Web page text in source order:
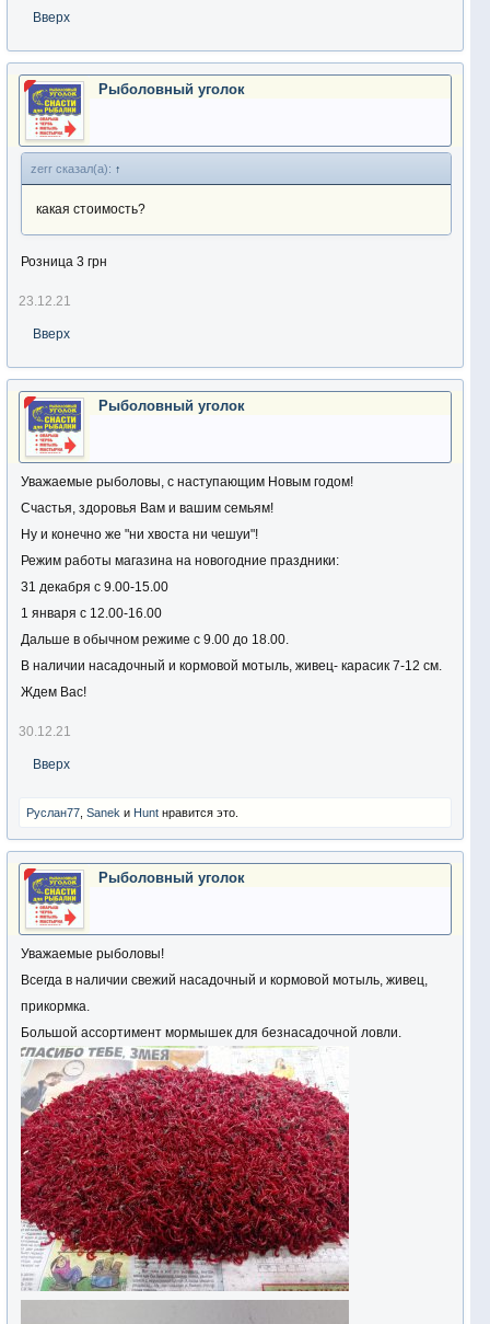
Вверх
Рыболовный уголок
zerr сказал(а): ↑
какая стоимость?
Розница 3 грн
23.12.21
Вверх
Рыболовный уголок
Уважаемые рыболовы, с наступающим Новым годом!
Счастья, здоровья Вам и вашим семьям!
Ну и конечно же "ни хвоста ни чешуи"!
Режим работы магазина на новогодние праздники:
31 декабря с 9.00-15.00
1 января с 12.00-16.00
Дальше в обычном режиме с 9.00 до 18.00.
В наличии насадочный и кормовой мотыль, живец- карасик 7-12 см.
Ждем Вас!
30.12.21
Вверх
Руслан77 Sanek и Hunt нравится это.
Рыболовный уголок
Уважаемые рыболовы!
Всегда в наличии свежий насадочный и кормовой мотыль, живец,
прикормка.
Большой ассортимент мормышек для безнасадочной ловли.